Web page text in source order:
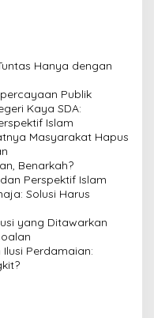
Hanya dengan
Publik
Kaya SDA:
Islam
Masyarakat Hapus
Benarkah?
Perspektif Islam
Solusi Harus
yang Ditawarkan
Perdamaian: